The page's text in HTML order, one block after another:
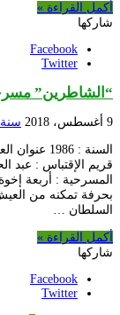
أكمل القراءة »
شاركها
Facebook
Twitter
“الشاطرين”
9 أغسطس، 2018 سنة 1980 — سنة 1989
السنة :
قريم الإقتباس : عبد
المسرحية : أربعة
بحرفة تمكنه من
السلطان …
أكمل القراءة »
شاركها
Facebook
Twitter